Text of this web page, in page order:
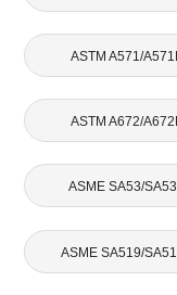
ASTM A571/
ASTM A672/
ASME SA53/
ASME SA519/